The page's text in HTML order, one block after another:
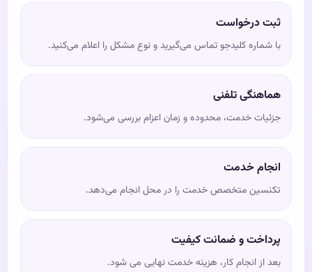
ثبت درخواست
با شماره کلیدجو تماس می‌گیرید و نوع مشکل را اعلام می‌کنید.
هماهنگی تلفنی
جزئیات خدمت، محدوده و زمان اعزام بررسی می‌شود.
انجام خدمت
تکنسین متخصص خدمت را در محل انجام می‌دهد.
پرداخت و ضمانت کیفیت
بعد از انجام کار، هزینه خدمت نهایی می شود.